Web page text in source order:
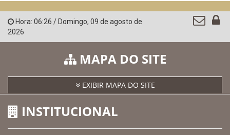
Hora: 06:26 / Domingo, 09 de agosto de
2026
MAPA DO SITE
EXIBIR MAPA DO SITE
INSTITUCIONAL